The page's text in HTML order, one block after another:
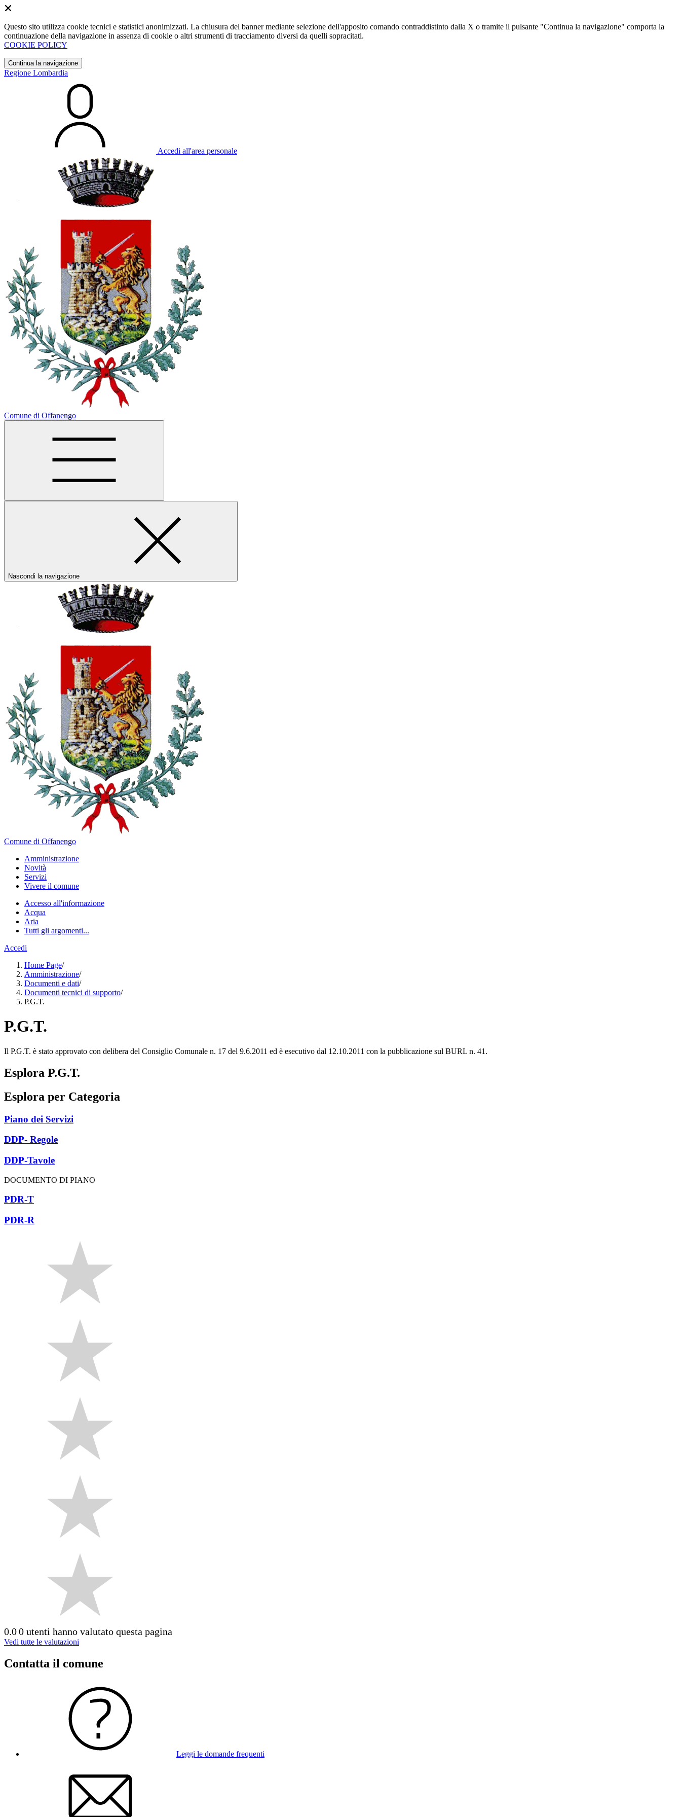
Questo sito utilizza cookie tecnici e statistici anonimizzati. La chiusura del banner mediante selezione dell'apposito comando contraddistinto dalla X o tramite il pulsante "Continua la navigazione" comporta la
continuazione della navigazione in assenza di cookie o altri strumenti di tracciamento diversi da quelli sopracitati.
COOKIE POLICY
Continua la navigazione
Regione Lombardia
Accedi all'area personale
Comune di Offanengo
Nascondi la navigazione
Comune di Offanengo
Amministrazione
Novità
Servizi
Vivere il comune
Accesso all'informazione
Acqua
Aria
Tutti gli argomenti...
Accedi
Home Page/
Amministrazione/
Documenti e dati/
Documenti tecnici di supporto/
P.G.T.
P.G.T.
Il P.G.T. è stato approvato con delibera del Consiglio Comunale n. 17 del 9.6.2011 ed è esecutivo dal 12.10.2011 con la pubblicazione sul BURL n. 41.
Esplora P.G.T.
Esplora per Categoria
Piano dei Servizi
DDP- Regole
DDP-Tavole
DOCUMENTO DI PIANO
PDR-T
PDR-R
0.00 utenti hanno valutato questa pagina
Vedi tutte le valutazioni
Contatta il comune
Leggi le domande frequenti